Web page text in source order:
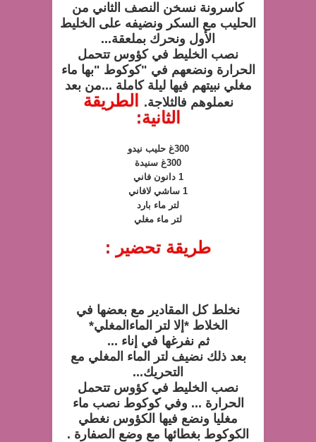
كاسرونة نسخن النصف الثاني من
الحليب مع السكر ونضيفه على الخليط
الأول ونحرك بملعقة...
نصب الخليط في كؤوس تتحمل
الحرارة ونضعهم في "كوكوط "بها ماء
مغلي نبيتهم فيها ليلة كاملة ...من بعد
نعملوهم فالثلاجة.
الطريقة
الثانية:
300غ حليب نيدو
300غ سنيدة
1 دانون فاني
1 ساشي لافاني
لتر ماء بارد
لتر ماء مغلي
طريقة تحضير :
نخلط كل المقادير مع بعضها في
الخلاط *إلا لتر الماءالمغلي*
ثم نفرغها في إناء ...
بعد ذلك نضيف لتر الماء المغلي مع
التحريك...
نصب الخليط في كؤوس تتحمل
الحرارة ... وفي كوكوط نصب ماء
مغليا ونضع فيها الكؤوس نغطي
الكوكوط بغطائها مع وضع الصفارة .